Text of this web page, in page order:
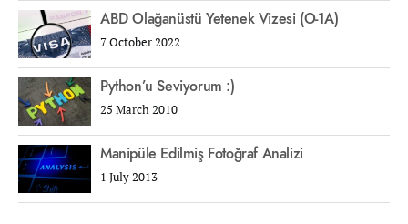
ABD Olağanüstü Yetenek Vizesi (O-1A)
7 October 2022
Python’u Seviyorum :)
25 March 2010
Manipüle Edilmiş Fotoğraf Analizi
1 July 2013